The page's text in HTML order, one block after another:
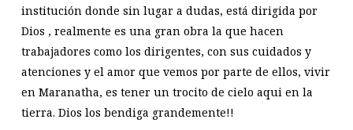
institución donde sin lugar a dudas, está dirigida por
Dios , realmente es una gran obra la que hacen
trabajadores como los dirigentes, con sus cuidados y
atenciones y el amor que vemos por parte de ellos, vivir
en Maranatha, es tener un trocito de cielo aqui en la
tierra. Dios los bendiga grandemente!!